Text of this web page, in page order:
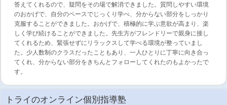
答えてくれるので、疑問をその場で解消できました。質問しやすい環境
のおかげで、自分のペースでじっくり学べ、分からない部分をしっかり
克服することができました。おかげで、積極的に学ぶ意欲が高まり、楽
しく学び続けることができました。先生方がフレンドリーで親身に接し
てくれるため、緊張せずにリラックスして学べる環境が整っていまし
た。少人数制のクラスだったこともあり、一人ひとりに丁寧に向き合っ
てくれ、分からない部分をきちんとフォローしてくれたのもよかったで
す。
トライのオンライン個別指導塾